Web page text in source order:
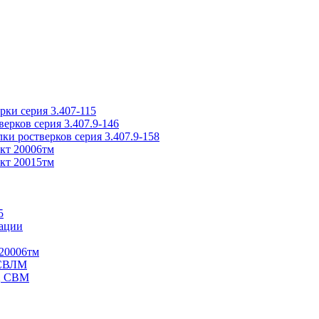
серия 3.407-115
серия 3.407.9-146
ростверков серия 3.407.9-158
20006тм
20015тм
СВМ